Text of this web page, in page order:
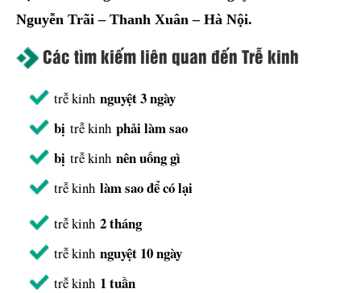
Nguyễn Trãi – Thanh Xuân – Hà Nội.
Các tìm kiếm liên quan đến Trễ kinh
trễ kinhnguyệt 3 ngày
bị trễ kinhphải làm sao
bị trễ kinhnên uống gì
trễ kinhlàm sao để có lại
trễ kinh2 tháng
trễ kinhnguyệt 10 ngày
trễ kinh 1 tuần